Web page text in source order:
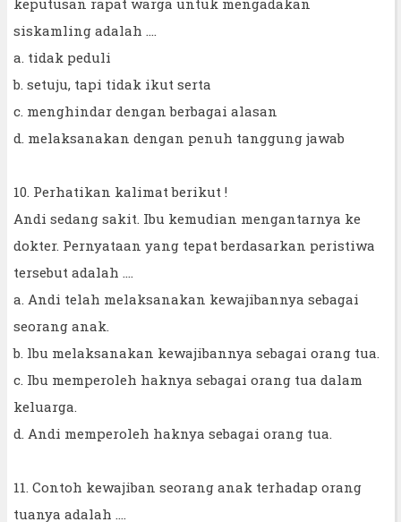
siskamling adalah ....
a. tidak peduli
b. setuju, tapi tidak ikut serta
c. menghindar dengan berbagai alasan
d. melaksanakan dengan penuh tanggung jawab
10. Perhatikan kalimat berikut !
Andi sedang sakit. Ibu kemudian mengantarnya ke
dokter. Pernyataan yang tepat berdasarkan peristiwa
tersebut adalah ....
a. Andi telah melaksanakan kewajibannya sebagai
seorang anak.
b. lbu melaksanakan kewajibannya sebagai orang tua.
c. Ibu memperoleh haknya sebagai orang tua dalam
keluarga.
d. Andi memperoleh haknya sebagai orang tua.
11. Contoh kewajiban seorang anak terhadap orang
tuanya adalah ....